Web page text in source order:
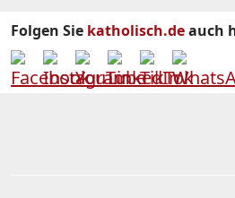
Folgen Sie katholisch.deauch